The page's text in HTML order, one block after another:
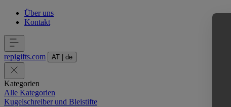
Über uns
Kontakt
repigifts.com AT de
Kategorien
Alle Kategorien
Kugelschreiber und Bleistifte